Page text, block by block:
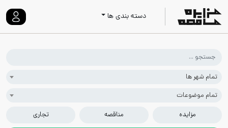
دسته بندی ها
تمام شهر ها
تمام موضوعات
مزایده
مناقصه تجاری